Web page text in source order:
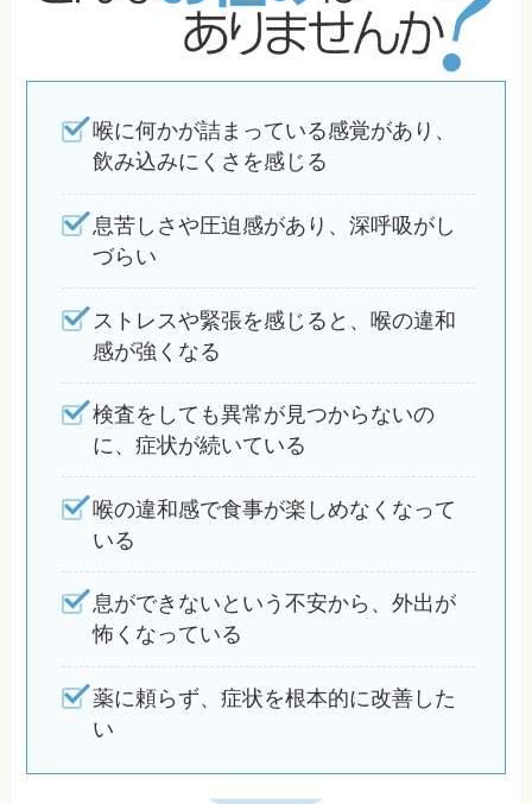
喉に何かが詰まっている感覚があり、
飲み込みにくさを感じる
息苦しさや圧迫感があり、深呼吸がし
づらい
ストレスや緊張を感じると、喉の違和
感が強くなる
検査をしても異常が見つからないの
に、症状が続いている
喉の違和感で食事が楽しめなくなって
いる
息ができないという不安から、外出が
怖くなっている
薬に頼らず、症状を根本的に改善した
い